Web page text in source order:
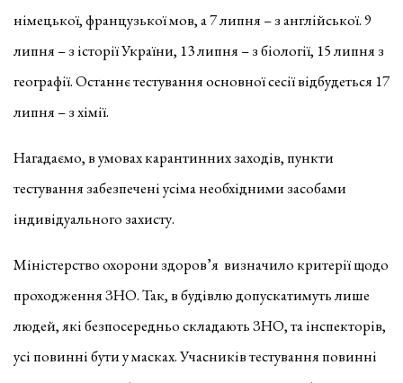
німецької, французької мов, а 7 липня – з англійської. 9
липня – з історії України, 13 липня – з біології, 15 липня з
географії. Останнє тестування основної сесії відбудеться 17
липня – з хімії.
Нагадаємо, в умовах карантинних заходів, пункти
тестування забезпечені усіма необхідними засобами
індивідуального захисту.
Міністерство охорони здоров’я визначило критерії щодо
проходження ЗНО. Так, в будівлю допускатимуть лише
людей, які безпосередньо складають ЗНО, та інспекторів,
усі повинні бути у масках. Учасників тестування повинні